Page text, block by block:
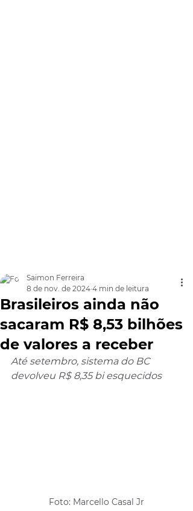
Brasileiros ainda não
sacaram R$ 8,53 bilhões
de valores a receber
Saimon Ferreira
8 de nov. de 2024 4 min de leitura
Até setembro, sistema do BC
devolveu R$ 8,35 bi esquecidos
Foto: Marcello Casal Jr